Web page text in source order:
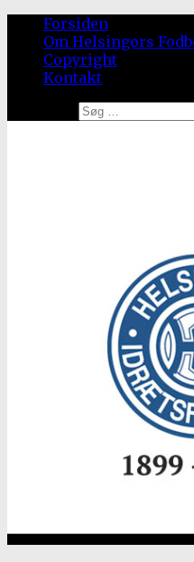
Forsiden
Om Helsingørs
Copyright
Kontakt